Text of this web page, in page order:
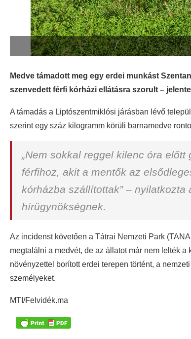
Medve támadott meg egy erdei munkást
szenvedett férfi kórházi ellátásra szorult –
A támadás a Liptószentmiklósi járásban lévő
szerint egy száz kilogramm körüli barnamedve
„Nem sokkal reggel kilenc óra
férfihoz, akit a mentők az
kórházba szállítottak” –
hírügynökségnek.
Az incidenst követően a Tátrai Nemzeti Park
megtalálni a medvét, de az állatot már nem lelték
növényzettel borított erdei terepen történt, a
személyeket.
MTI/Felvidék.ma